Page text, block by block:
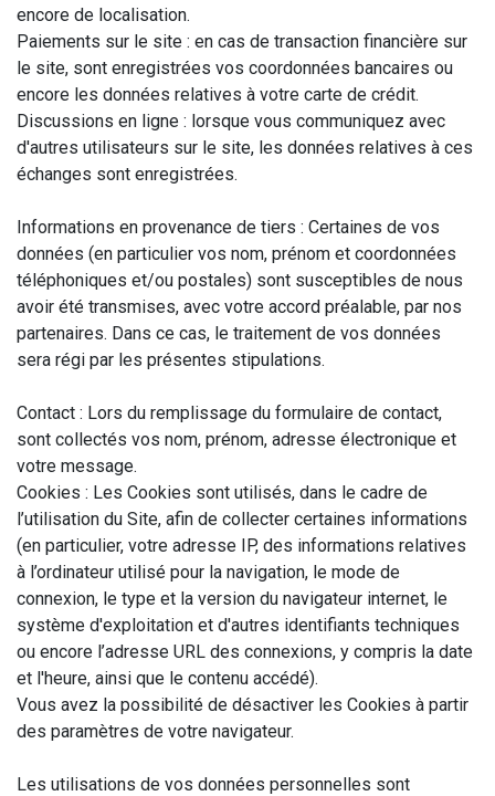
encore de localisation.
Paiements sur le site : en cas de transaction financière sur
le site, sont enregistrées vos coordonnées bancaires ou
encore les données relatives à votre carte de crédit.
Discussions en ligne : lorsque vous communiquez avec
d'autres utilisateurs sur le site, les données relatives à ces
échanges sont enregistrées.
Informations en provenance de tiers : Certaines de vos
données (en particulier vos nom, prénom et coordonnées
téléphoniques et/ou postales) sont susceptibles de nous
avoir été transmises, avec votre accord préalable, par nos
partenaires. Dans ce cas, le traitement de vos données
sera régi par les présentes stipulations.
Contact : Lors du remplissage du formulaire de contact,
sont collectés vos nom, prénom, adresse électronique et
votre message.
Cookies : Les Cookies sont utilisés, dans le cadre de
l’utilisation du Site, afin de collecter certaines informations
(en particulier, votre adresse IP, des informations relatives
à l’ordinateur utilisé pour la navigation, le mode de
connexion, le type et la version du navigateur internet, le
système d'exploitation et d'autres identifiants techniques
ou encore l’adresse URL des connexions, y compris la date
et l'heure, ainsi que le contenu accédé).
Vous avez la possibilité de désactiver les Cookies à partir
des paramètres de votre navigateur.
Les utilisations de vos données personnelles sont